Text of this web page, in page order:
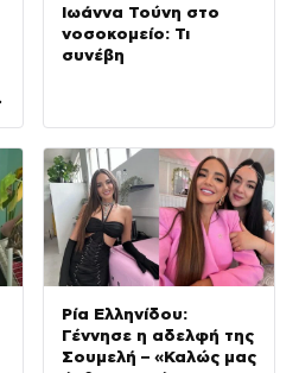
Ιωάννα Τούνη στο
νοσοκομείο: Τι
συνέβη
Ρία Ελληνίδου:
Γέννησε η αδελφή της
Σουμελή – «Καλώς μας